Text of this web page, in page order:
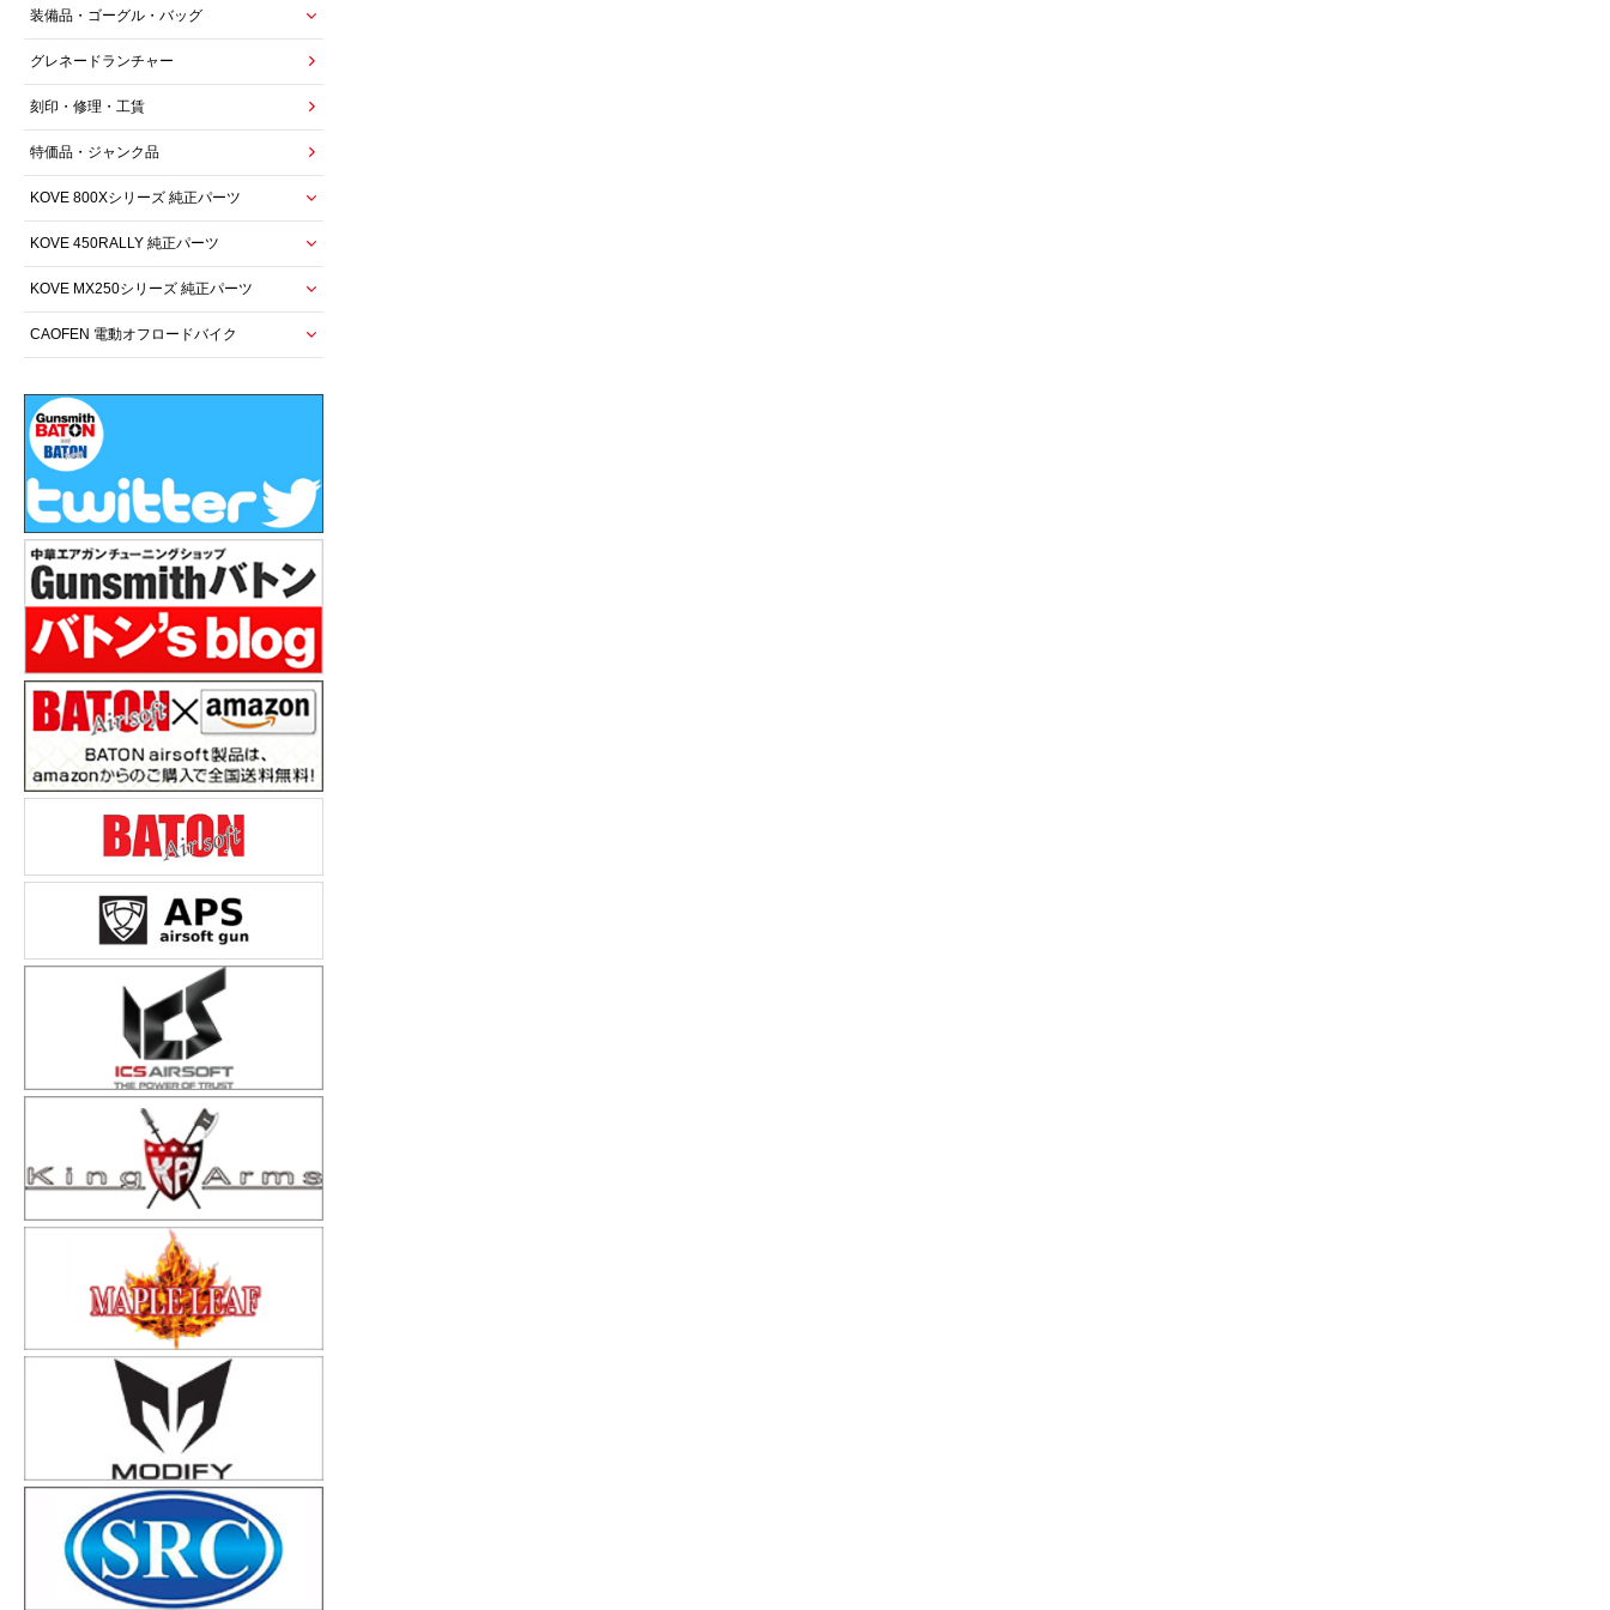
装備品・ゴーグル・バッグ
グレネードランチャー
刻印・修理・工賃
特価品・ジャンク品
KOVE 800Xシリーズ 純正パーツ
KOVE 450RALLY 純正パーツ
KOVE MX250シリーズ 純正パーツ
CAOFEN 電動オフロードバイク